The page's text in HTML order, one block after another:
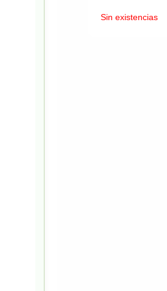
Sin existencias